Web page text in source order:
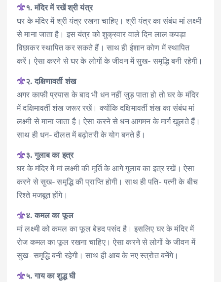
१. मंदिर में रखें श्री यंत्र
घर के मंदिर में श्री यंत्र रखना चाहिए। श्री यंत्र का संबंध मां लक्ष्मी
से माना जाता है। इस यंत्र को शुक्रवार वाले दिन लाल कपड़ा
विछाकर स्थापित कर सकते हैं। साथ ही ईशान कोण में स्थापित
करें। ऐसा करने से घर के लोगों के जीवन में सुख- समृद्धि बनी रहेगी।
२. दक्षिणावर्ती शंख
अगर काफी प्रयास के बाद भी धन नहीं जुड़ पाता हो तो घर के मंदिर
में दक्षिमावर्ती शंख जरूर रखें। क्योंकि दक्षिमावर्ती शंख का संंबंध मां
लक्ष्मी से माना जाता है। ऐसा करने से धन आगमन के मार्ग खुलते हैं।
साथ ही धन- दौलत में बढ़ोतरी के योग बनते हैं।
३. गुलाब का इत्र
घर के मंदिर में मां लक्ष्मी की मूर्ति के आगे गुलाब का इत्र रखें। ऐसा
करने से सुख- समृद्धि की प्राप्ति होगी। साथ ही पति- पत्नी के बीच
रिश्ते मजबूत होंगे।
४. कमल का फूल
मां लक्ष्मी को कमल का फूल बेहद पसंद है। इसलिए घर के मंदिर में
रोज कमल का फूल रखना चाहिए। ऐसा करने से लोगों के जीवन में
सुख- समृद्धि बनी रहेगी। साथ ही आय के नए स्त्रोत बनेंगे।
५. गाय का शुद्ध घी